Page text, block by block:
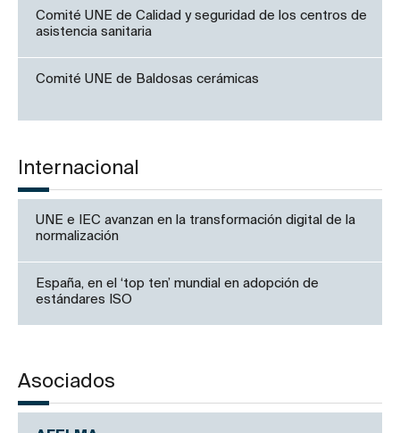
Comité UNE de Calidad y seguridad de los centros de
asistencia sanitaria
Comité UNE de Baldosas cerámicas
Internacional
UNE e IEC avanzan en la transformación digital de la
normalización
España, en el ‘top ten’ mundial en adopción de
estándares ISO
Asociados